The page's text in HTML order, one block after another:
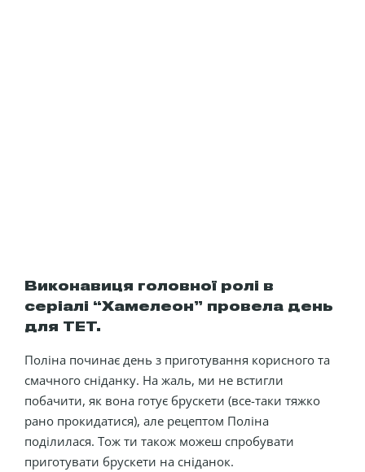
Виконавиця головної ролі в
серіалі “Хамелеон” провела день
для ТЕТ.
Поліна починає день з приготування корисного та
смачного сніданку. На жаль, ми не встигли
побачити, як вона готує брускети (все-таки тяжко
рано прокидатися), але рецептом Поліна
поділилася. Тож ти також можеш спробувати
приготувати брускети на сніданок.